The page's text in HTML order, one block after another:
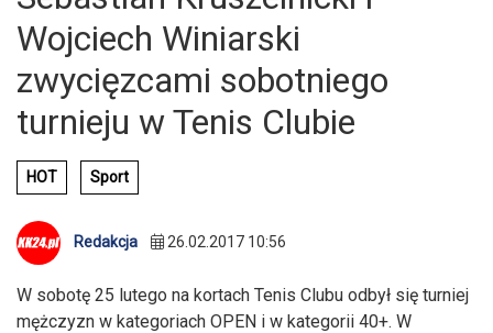
Wojciech Winiarski
zwycięzcami sobotniego
turnieju w Tenis Clubie
HOT Sport
Redakcja 26.02.2017 10:56
W sobotę 25 lutego na kortach Tenis Clubu odbył się turniej
mężczyzn w kategoriach OPEN i w kategorii 40+. W